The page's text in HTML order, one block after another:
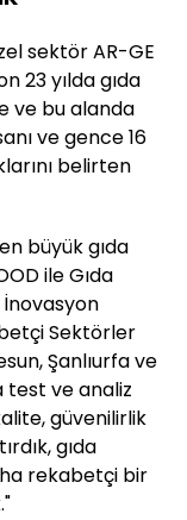
sektör AR-GE
23 yılda gıda
ve bu alanda
ve gence 16
belirten
büyük gıda
ile Gıda
İnovasyon
Sektörler
Şanlıurfa ve
test ve analiz
güvenilirlik
gıda
rekabetçi bir